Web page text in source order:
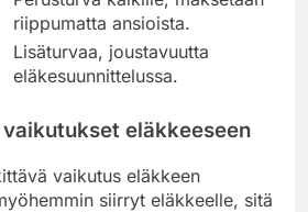
riippumatta ansioista.
Lisäturvaa, joustavuutta
eläkesuunnittelussa.
eläkkeeseen
vaikutus eläkkeen
siirryt eläkkeelle, sitä